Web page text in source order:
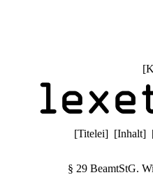
[
[Titelei] [Inhalt]
§ 29 BeamtStG.